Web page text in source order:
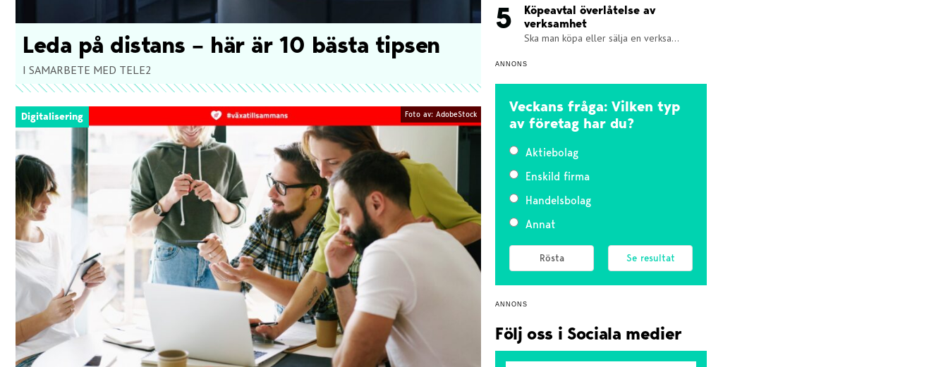
Leda på distans – här är 10 bästa tipsen
I SAMARBETE MED TELE2
Digitalisering Foto av: AdobeStock
Köpeavtal överlåtelse av
verksamhet
Ska man köpa eller sälja en verksa...
ANNONS
Veckans fråga: Vilken typ
av företag har du?
Aktiebolag
Enskild firma
Handelsbolag
Annat
Se resultat
ANNONS
Följ oss i Sociala medier